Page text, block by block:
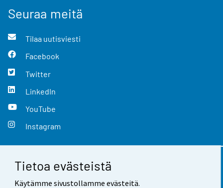
Tietoa evästeistä
Käytämme sivustollamme evästeitä.
Seuraa meitä
Tilaa uutisviesti
Facebook
Twitter
LinkedIn
YouTube
Instagram
Yhteystiedot